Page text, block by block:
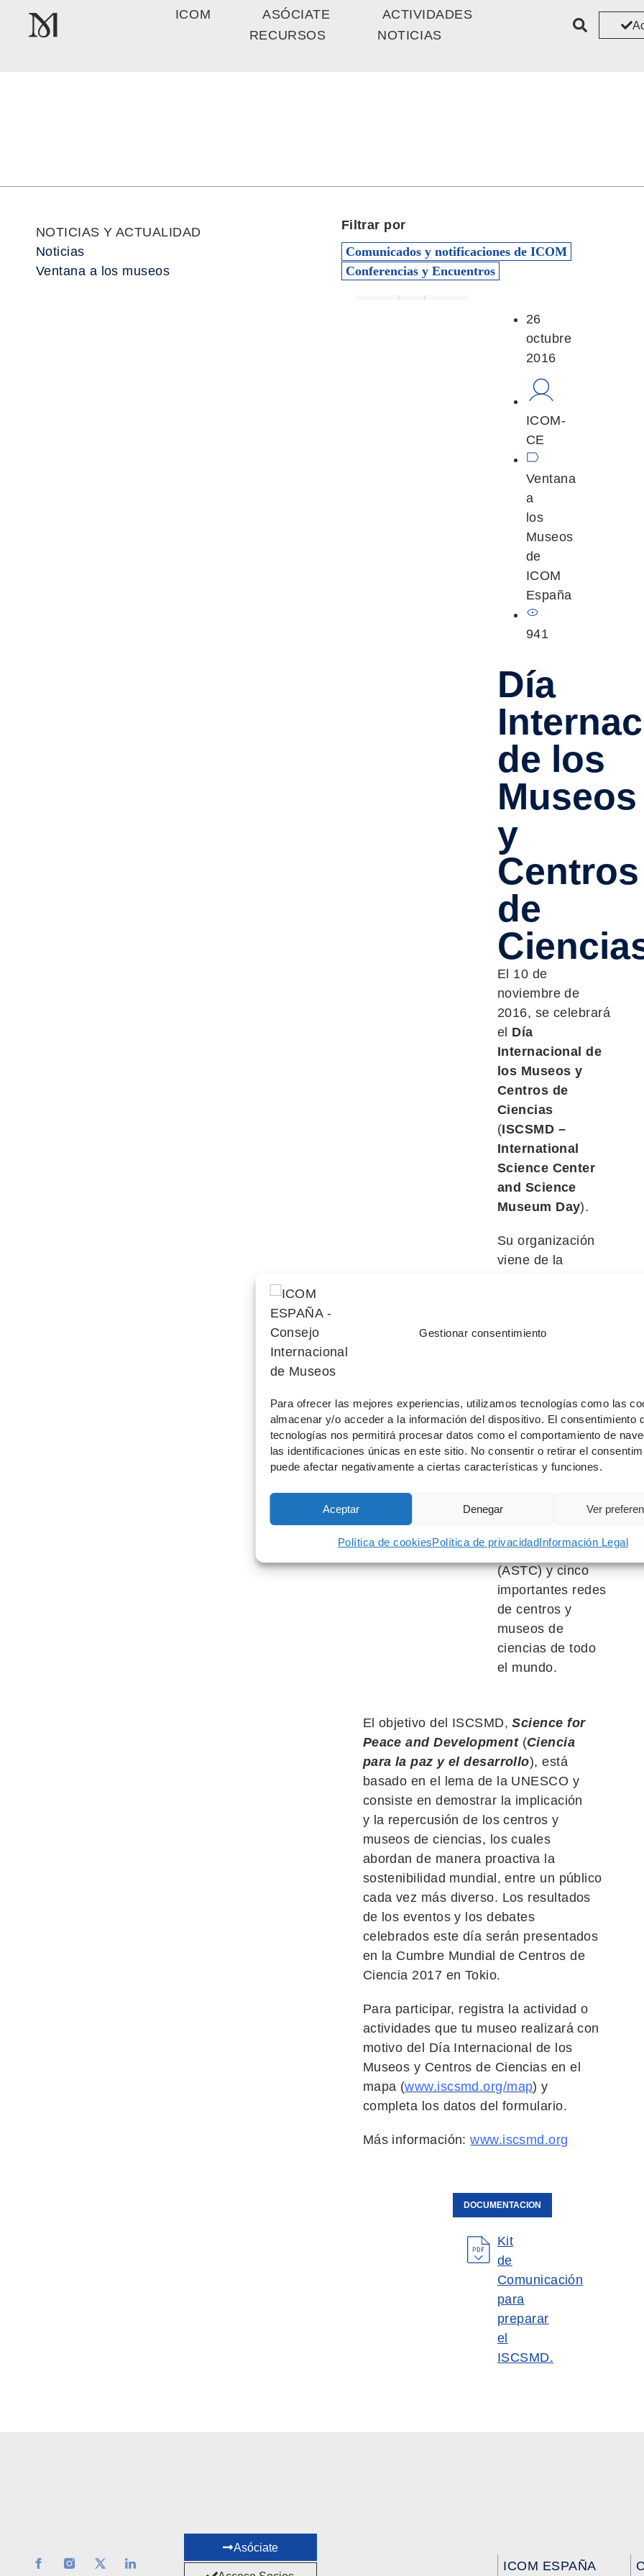
Gestionar consentimiento
Para ofrecer las mejores experiencias, utilizamos tecnologías como las
almacenar y/o acceder a la información del dispositivo. El consentimiento
tecnologías nos permitirá procesar datos como el comportamiento de
las identificaciones únicas en este sitio. No consentir o retirar el
puede afectar negativamente a ciertas características y funciones.
Aceptar Denegar Ver
Política de cookiesPolítica de privacidadInformación Legal
ICOM ASÓCIATE
ACTIVIDADES
RECURSOS
NOTICIAS
NOTICIAS Y ACTUALIDAD
Noticias
Ventana a los museos
Filtrar por
Comunicados y notificaciones de ICOM
Conferencias y Encuentros
26
octubre
2016
ICOM-
CE
Ventana
a
los
Museos
de
ICOM
España
941
Día
de los
Museos
y
Centros
de
El 10 de
noviembre de
2016, se celebrará
el Día
Internacional de
los Museos y
Centros de
Ciencias
(ISCSMD –
International
Science Center
and Science
Museum Day).
Su organización
viene de la
Unidas para la
(UNESCO), el
Consejo
Internacional de
Museos (ICOM),
Centros de
Tecnología
(ASTC) y cinco
importantes redes
de centros y
museos de
ciencias de todo
el mundo.
El objetivo del ISCSMD,Science for
Peace and Development(Ciencia
para la paz y el desarrollo), está
basado en el lema de la UNESCO y
consiste en demostrar la implicación
y la repercusión de los centros y
museos de ciencias, los cuales
abordan de manera proactiva la
sostenibilidad mundial, entre un público
cada vez más diverso. Los resultados
de los eventos y los debates
celebrados este día serán presentados
en la Cumbre Mundial de Centros de
Ciencia 2017 en Tokio.
Para participar, registra la actividad o
actividades que tu museo realizará con
motivo del Día Internacional de los
Museos y Centros de Ciencias en el
mapa (www.iscsmd.org/map) y
completa los datos del formulario.
Más información:www.iscsmd.org
DOCUMENTACION
Kit
de
Comunicación
para
preparar
el
ISCSMD.
Asóciate
ICOM ESPAÑA